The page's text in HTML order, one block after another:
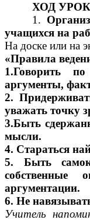
ХОД
1.
учащихся на
На доске или на
«Правила
1.Говорить
аргументы,
2.
уважать точку
3.Быть
мысли.
4. Стараться
5. Быть
собственные
аргументации.
6. Не
Учитель